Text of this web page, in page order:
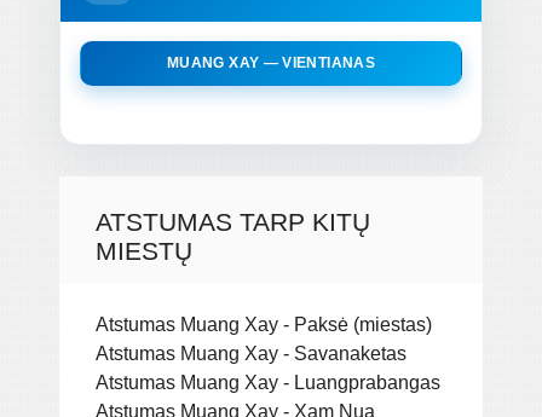
MUANG XAY — VIENTIANAS
ATSTUMAS TARP KITŲ
MIESTŲ
Atstumas Muang Xay - Paksė (miestas)
Atstumas Muang Xay - Savanaketas
Atstumas Muang Xay - Luangprabangas
Atstumas Muang Xay - Xam Nua